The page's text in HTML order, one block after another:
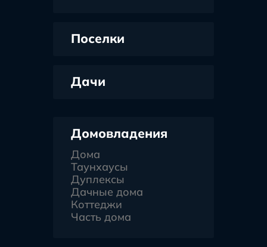
Поселки
Дачи
Домовладения
Дома
Таунхаусы
Дуплексы
Дачные дома
Коттеджи
Часть дома